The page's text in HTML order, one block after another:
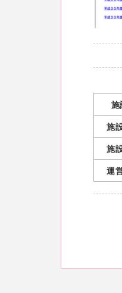
施
施
施
運